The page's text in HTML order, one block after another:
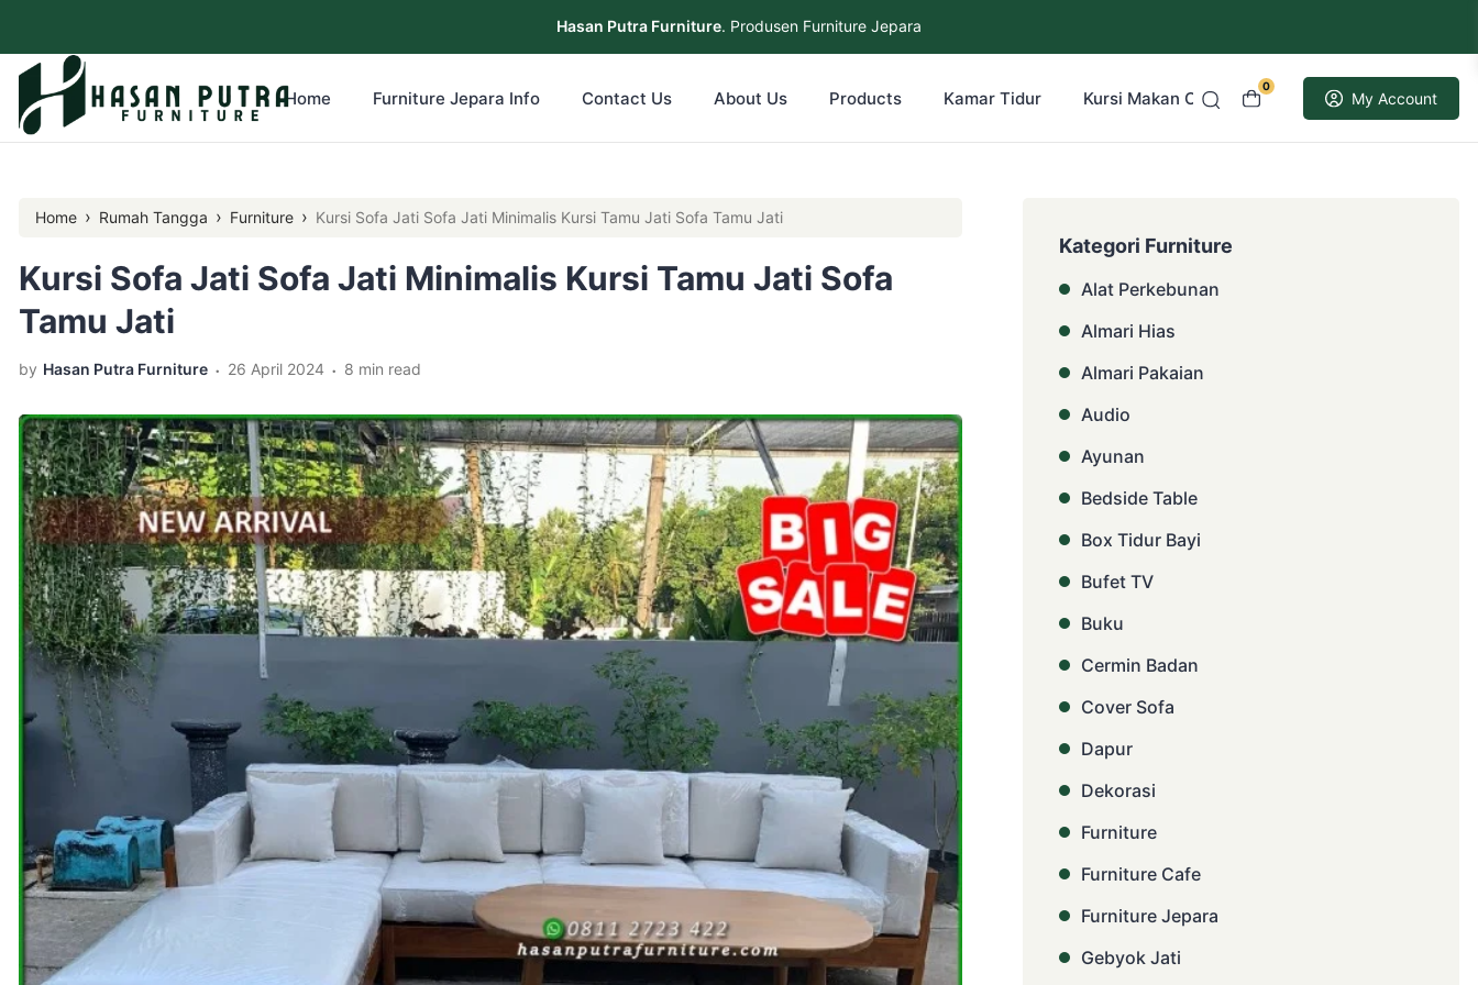
Hasan Putra Furniture. Produsen Furniture Jepara
0
My Account
Home Furniture Jepara Info Contact Us About Us Products Kamar Tidur Kursi Makan Cafe Resto Kusen Pintu Jati
Home › Rumah Tangga › Furniture › Kursi Sofa Jati Sofa Jati Minimalis Kursi Tamu Jati Sofa Tamu Jati
Kursi Sofa Jati Sofa Jati Minimalis Kursi Tamu Jati Sofa
Tamu Jati
by Hasan Putra Furniture . 26 April 2024 . 8 min read
Kategori Furniture
Alat Perkebunan
Almari Hias
Almari Pakaian
Audio
Ayunan
Bedside Table
Box Tidur Bayi
Bufet TV
Buku
Cermin Badan
Cover Sofa
Dapur
Dekorasi
Furniture
Furniture Cafe
Furniture Jepara
Gebyok Jati